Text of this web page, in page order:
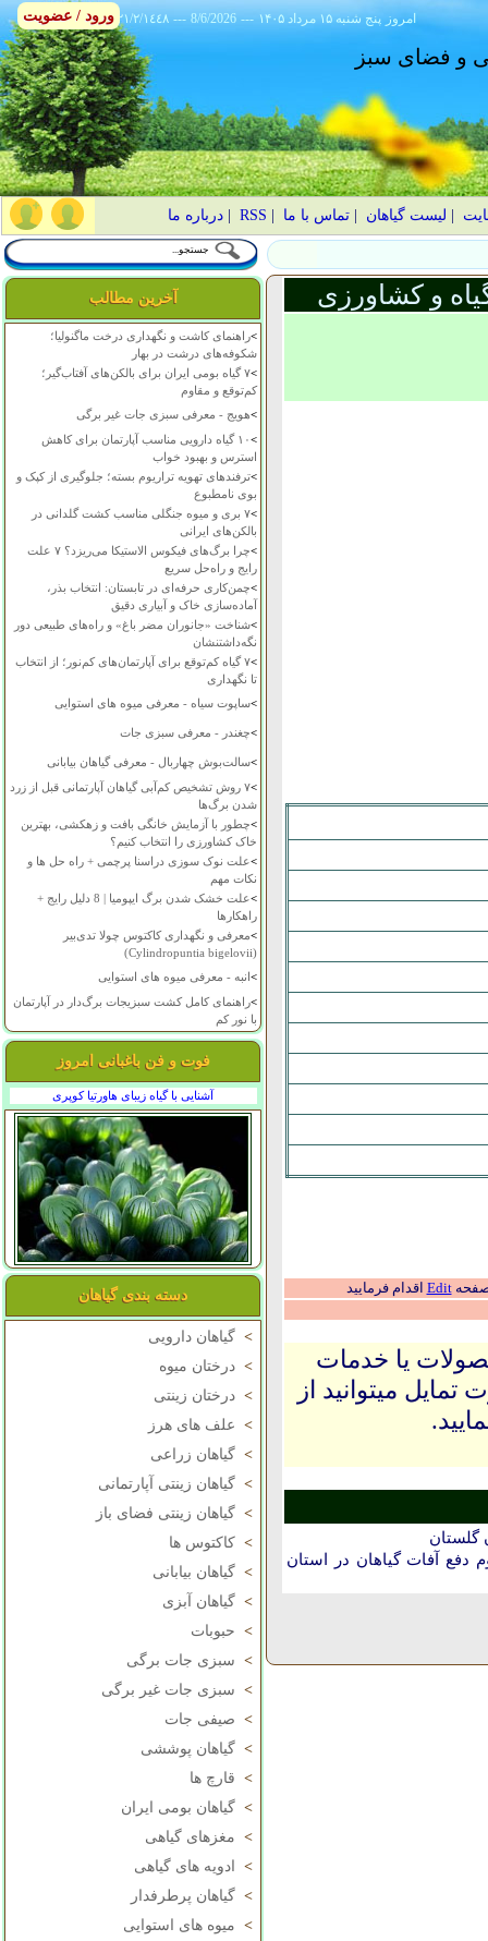
٢١/٢/١٤٤٨ --- 8/6/2026 --- ۱۴۰۵ پنج شنبه ۱۵ مرداد امروز
و فضای سبز
لیست گیاهان |تماس با ما RSS
|درباره ما
آخرین مطالب
>راهنمای کاشت و نگهداری درخت ماگنولیا؛
شکوفه‌های درشت در بهار
>
۷ گیاه بومی ایران برای بالکن‌های آفتاب‌گیر؛
کم‌توقع و مقاوم
>هویج - معرفی سبزی جات غیر برگی
>
۱۰ گیاه دارویی مناسب آپارتمان برای کاهش
استرس و بهبود خواب
>ترفندهای تهویه تراریوم بسته؛ جلوگیری از کپک و
بوی نامطبوع
>
۷ بری و میوه جنگلی مناسب کشت گلدانی در
بالکن‌های ایرانی
>
چرا برگ‌های فیکوس الاستیکا می‌ریزد؟ ۷ علت
رایج و راه‌حل سریع
>چمن‌کاری حرفه‌ای در تابستان: انتخاب بذر،
آماده‌سازی خاک و آبیاری دقیق
>شناخت «جانوران مضر باغ» و راه‌های طبیعی دور
نگه‌داشتنشان
>
۷ گیاه کم‌توقع برای آپارتمان‌های کم‌نور؛ از انتخاب
تا نگهداری
>ساپوت سیاه - معرفی میوه های استوایی
>چغندر - معرفی سبزی جات
>سالت‌بوش چهاربال - معرفی گیاهان بیابانی
>
۷ روش تشخیص کم‌آبی گیاهان آپارتمانی قبل از زرد
شدن برگ‌ها
>چطور با آزمایش خانگی بافت و زهکشی، بهترین
خاک کشاورزی را انتخاب کنیم؟
>علت نوک سوزی دراسنا پرچمی + راه حل ها و
نکات مهم
>
علت خشک شدن برگ ایپومیا | 8 دلیل رایج +
راهکارها
>معرفی و نگهداری کاکتوس چولا تدی‌بیر
(Cylindropuntia bigelovii)
>انبه - معرفی میوه های استوایی
>راهنمای کامل کشت سبزیجات برگ‌دار در آپارتمان
با نور کم
فوت و فن باغبانی امروز
آشنایی با گیاه زیبای هاورتیا کوپری
دسته بندی گیاهان
> گیاهان دارویی
> درختان میوه
> درختان زینتی
> علف های هرز
> گیاهان زراعی
> گیاهان زینتی آپارتمانی
> گیاهان زینتی فضای باز
> کاکتوس ها
> گیاهان بیابانی
> گیاهان آبزی
> حبوبات
> سبزی جات برگی
> سبزی جات غیر برگی
> صیفی جات
> گیاهان پوششی
> قارچ ها
> گیاهان بومی ایران
> مغزهای گیاهی
>
ادویه های گیاهی
> گیاهان پرطرفدار
> میوه های استوایی
و کشاورزی
صفحهEdit اقدام فرمایید
یا خدمات
میتوانید از
گلستان
آفات گیاهان در استان
ورود / عضویت